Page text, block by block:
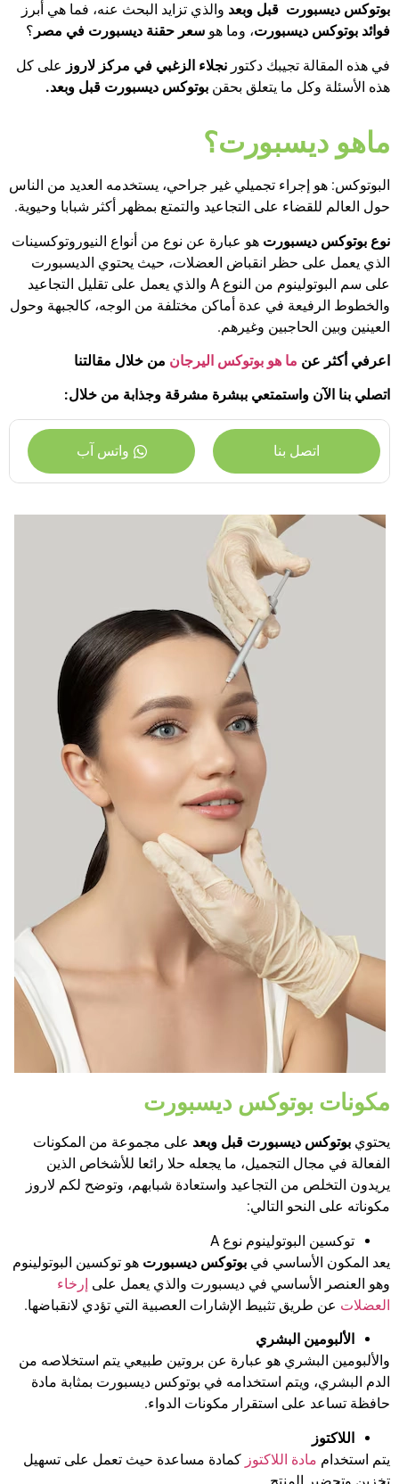
بوتوكس ديسبورت قبل وبعد والذي تزايد البحث عنه، فما هي أبرز
فوائد بوتوكس ديسبورت، وما هو سعر حقنة ديسبورت في مصر ؟
في هذه المقالة تجيبك دكتور نجلاء الزغبي في مركز لاروز على كل
هذه الأسئلة وكل ما يتعلق بحقن بوتوكس ديسبورت قبل وبعد.
ماهو ديسبورت؟
البوتوكس: هو إجراء تجميلي غير جراحي، يستخدمه العديد من الناس
حول العالم للقضاء على التجاعيد والتمتع بمظهر أكثر شبابا وحيوية.
نوع بوتوكس ديسبورت هو عبارة عن نوع من أنواع النيوروتوكسينات
الذي يعمل على حظر انقباض العضلات، حيث يحتوي الديسبورت
على سم البوتولينوم من النوع A والذي يعمل على تقليل التجاعيد
والخطوط الرفيعة في عدة أماكن مختلفة من الوجه، كالجبهة وحول
العينين وبين الحاجبين وغيرهم.
اعرفي أكثر عن ما هو بوتوكس اليرجان من خلال مقالتنا
اتصلي بنا الآن واستمتعي ببشرة مشرقة وجذابة من خلال:
اتصل بنا واتس آب
مكونات بوتوكس ديسبورت
يحتوي بوتوكس ديسبورت قبل وبعد على مجموعة من المكونات
الفعالة في مجال التجميل، ما يجعله حلا رائعا للأشخاص الذين
يريدون التخلص من التجاعيد واستعادة شبابهم، وتوضح لكم لاروز
مكوناته على النحو التالي:
توكسين البوتولينوم نوع A
يعد المكون الأساسي في بوتوكس ديسبورت هو توكسين البوتولينوم
وهو العنصر الأساسي في ديسبورت والذي يعمل على إرخاء
العضلات عن طريق تثبيط الإشارات العصبية التي تؤدي لانقباضها.
الألبومين البشري
والألبومين البشري هو عبارة عن بروتين طبيعي يتم استخلاصه من
الدم البشري، ويتم استخدامه في بوتوكس ديسبورت بمثابة مادة
حافظة تساعد على استقرار مكونات الدواء.
اللاكتوز
يتم استخدام مادة اللاكتوز كمادة مساعدة حيث تعمل على تسهيل
تخزين وتحضير المنتج.